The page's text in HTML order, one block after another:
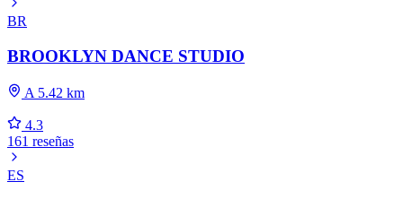
BR
BROOKLYN DANCE STUDIO
A 5.42 km
4.3
161 reseñas
ES